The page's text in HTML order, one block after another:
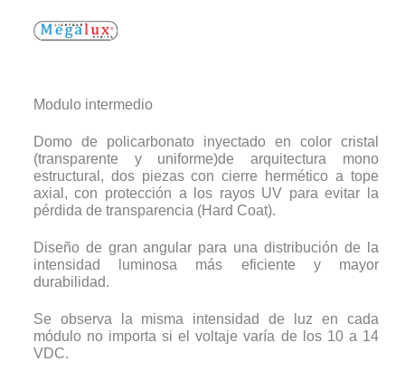
Modulo intermedio
Domo de policarbonato inyectado en color cristal
(transparente y uniforme)de arquitectura mono
estructural, dos piezas con cierre hermético a tope
axial, con protección a los rayos UV para evitar la
pérdida de transparencia (Hard Coat).
Diseño de gran angular para una distribución de la
intensidad luminosa más eficiente y mayor
durabilidad.
Se observa la misma intensidad de luz en cada
módulo no importa si el voltaje varía de los 10 a 14
VDC.